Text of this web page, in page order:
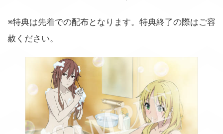
※特典は先着での配布となります。特典終了の際はご容
赦ください。